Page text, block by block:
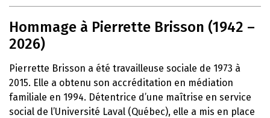
Hommage à Pierrette Brisson (1942 –
2026)
Pierrette Brisson a été travailleuse sociale de 1973 à
2015. Elle a obtenu son accréditation en médiation
familiale en 1994. Détentrice d’une maîtrise en service
social de l’Université Laval (Québec), elle a mis en place